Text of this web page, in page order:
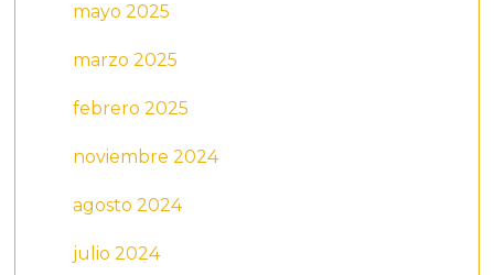
mayo 2025
marzo 2025
febrero 2025
noviembre 2024
agosto 2024
julio 2024